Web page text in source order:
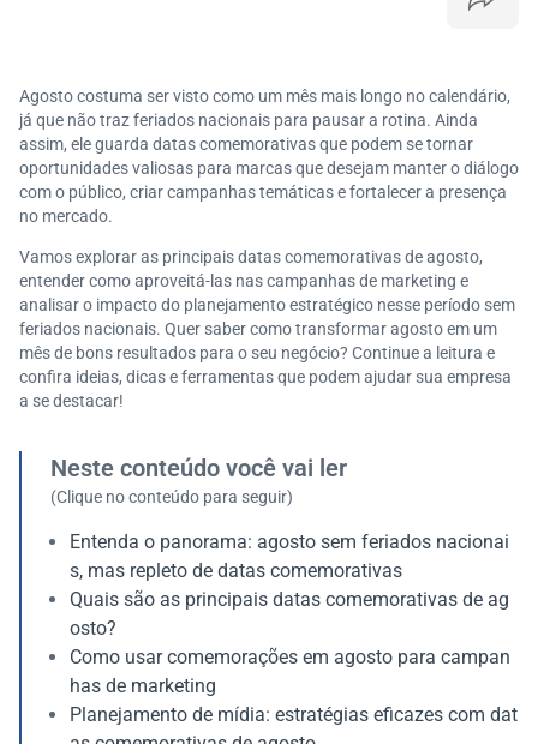
Agosto costuma ser visto como um mês mais longo no calendário,
já que não traz feriados nacionais para pausar a rotina. Ainda
assim, ele guarda datas comemorativas que podem se tornar
oportunidades valiosas para marcas que desejam manter o diálogo
com o público, criar campanhas temáticas e fortalecer a presença
no mercado.
Vamos explorar as principais datas comemorativas de agosto,
entender como aproveitá-las nas campanhas de marketing e
analisar o impacto do planejamento estratégico nesse período sem
feriados nacionais. Quer saber como transformar agosto em um
mês de bons resultados para o seu negócio? Continue a leitura e
confira ideias, dicas e ferramentas que podem ajudar sua empresa
a se destacar!
Neste conteúdo você vai ler
(Clique no conteúdo para seguir)
Entenda o panorama: agosto sem feriados nacionai
s, mas repleto de datas comemorativas
Quais são as principais datas comemorativas de ag
osto?
Como usar comemorações em agosto para campan
has de marketing
Planejamento de mídia: estratégias eficazes com dat